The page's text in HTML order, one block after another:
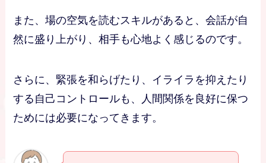
また、場の空気を読むスキルがあると、会話が自
然に盛り上がり、相手も心地よく感じるのです。
さらに、緊張を和らげたり、イライラを抑えたり
する自己コントロールも、人間関係を良好に保つ
ためには必要になってきます。